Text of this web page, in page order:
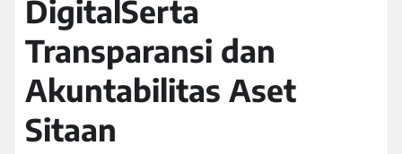
DigitalSerta
Transparansi dan
Akuntabilitas Aset
Sitaan